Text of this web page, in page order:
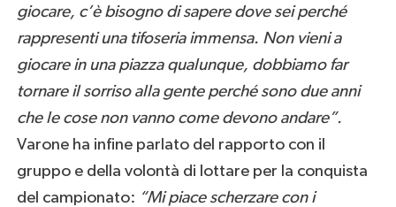
giocare, c’è bisogno di sapere dove sei perché
rappresenti una tifoseria immensa. Non vieni a
giocare in una piazza qualunque, dobbiamo far
tornare il sorriso alla gente perché sono due anni
che le cose non vanno come devono andare”.
Varone ha infine parlato del rapporto con il
gruppo e della volontà di lottare per la conquista
del campionato: “Mi piace scherzare con i